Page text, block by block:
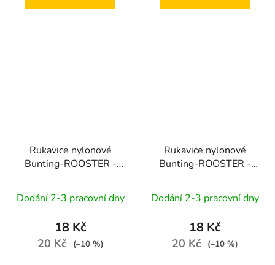
Rukavice nylonové
Bunting-ROOSTER -
Dodání 2-3 pracovní dny
18 Kč
20 Kč (–10 %)
Rukavice nylonové
Bunting-ROOSTER -
Dodání 2-3 pracovní dny
18 Kč
20 Kč (–10 %)